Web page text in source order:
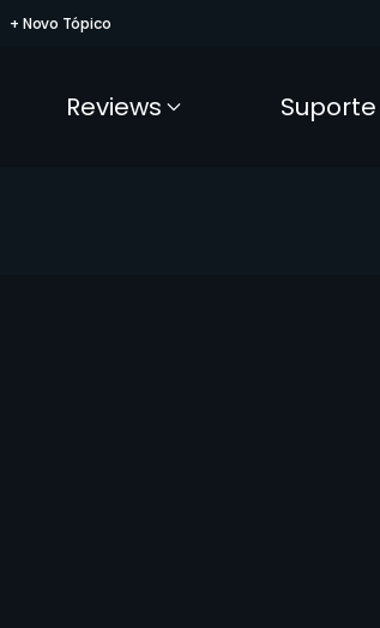
+ Novo Tópico
Reviews Suporte